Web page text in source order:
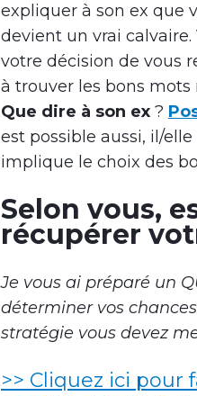
expliquer à son ex que
devient un vrai
votre décision de vous
à trouver les bons
Que dire à son ex ?
est possible aussi, il/
implique le choix des
Selon vous,
récupérer
Je vous ai préparé un
déterminer vos
stratégie vous devez
>> Cliquez ici